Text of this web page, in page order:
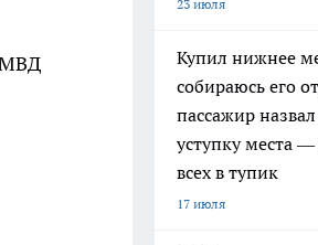
23 июля
Купил нижнее
собираюсь его
пассажир
уступку места
всех в тупик
17 июля